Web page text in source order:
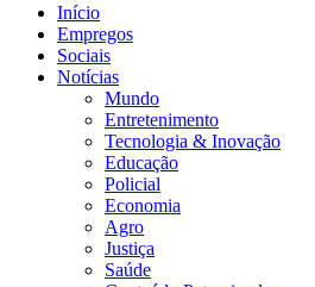
Início
Empregos
Sociais
Notícias
Mundo
Entretenimento
Tecnologia & Inovação
Educação
Policial
Economia
Agro
Justiça
Saúde